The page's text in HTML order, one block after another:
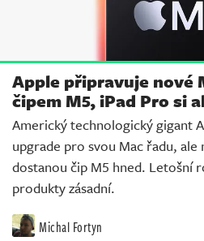
Apple připravuje nové
čipem M5, iPad Pro si
Americký technologický gigant
upgrade pro svou Mac řadu, ale
dostanou čip M5 hned. Letošní
produkty zásadní.
Michal Fortyn